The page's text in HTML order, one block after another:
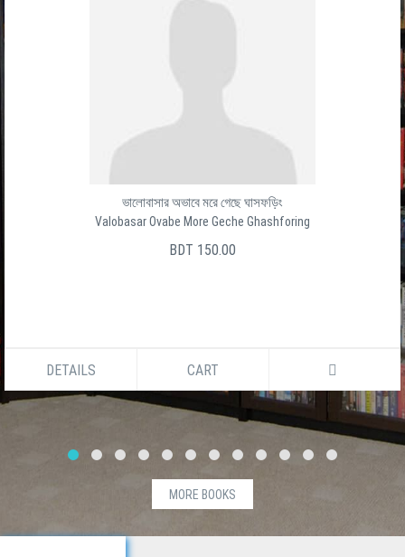
ভালোবাসার অভাবে মরে গেছে ঘাসফড়িং
Valobasar Ovabe More Geche Ghashforing
BDT 150.00
DETAILS CART
MORE BOOKS